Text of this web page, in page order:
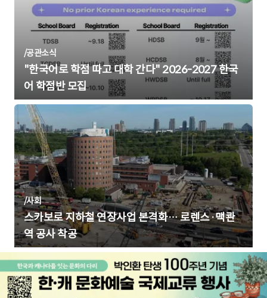
/공관소식
"한국어로 학점 따고 대학 간다" 2026-2027 한국
어 학점반 모집
/사회
스카보로 지하철 연장사업 본격화… 로렌스·맥콴
역 공사 착공